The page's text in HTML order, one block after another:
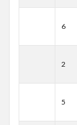
6
2
5